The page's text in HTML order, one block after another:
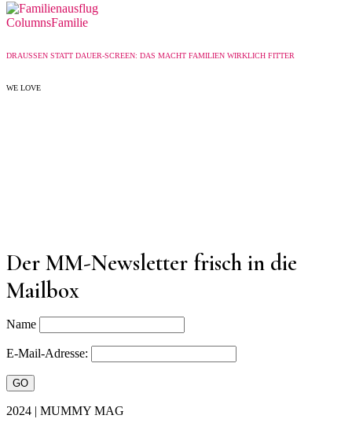
ColumnsFamilie
DRAUSSEN STATT DAUER-SCREEN: DAS MACHT FAMILIEN WIRKLICH FITTER
WE LOVE
Der MM-Newsletter frisch in die
Mailbox
Name
E-Mail-Adresse:
2024 | MUMMY MAG